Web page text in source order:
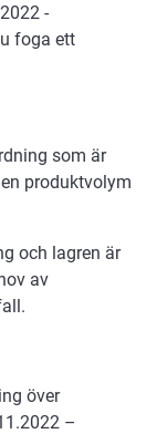
-
foga ett
som är
produktvolym
och lagren är
av
över
–